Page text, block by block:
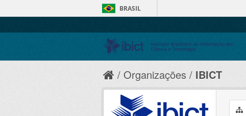
BRASIL
Organizações IBICT